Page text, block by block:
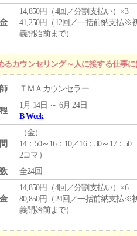
14,850円（4回／分割支払い）×3
41,250円（12回／一括前納支払※
義開始前まで）
るカウンセリング～人に接する仕事
ＴＭＡカウンセラー
1月 14日 ～ 6月 24日
B Week
（金）
14：50～16：10／16：30～17：50
2コマ）
全24回
14,850円（4回／分割支払い）×6
80,850円（24回／一括前納支払※
義開始前まで）